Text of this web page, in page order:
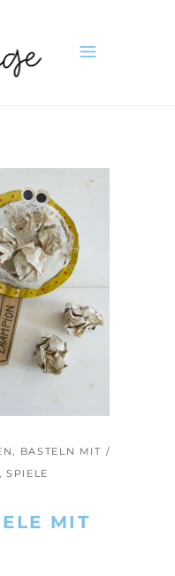
, BASTELN MIT
, SPIELE
MIT